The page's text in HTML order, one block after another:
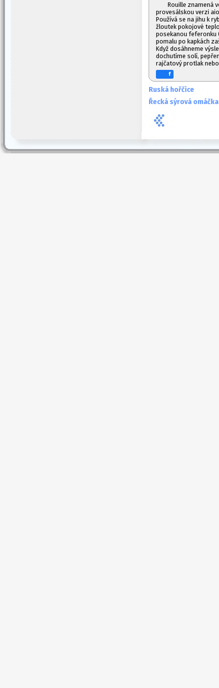
Rouille znamená
provesálskou verzi
Používá se na jihu k
žloutek pokojové
posekanou feferonku
pomalu po kapkách
Když dosáhneme
dochutíme solí,
rajčatový protlak
f
Ruská hořčice
Řecká sýrová omáčka